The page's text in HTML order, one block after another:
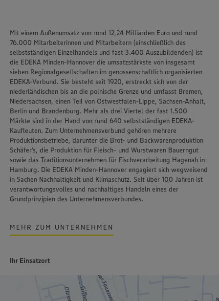
Mit einem Außenumsatz von rund 12,24 Milliarden Euro und rund
76.000 Mitarbeiterinnen und Mitarbeitern (einschließlich des
selbstständigen Einzelhandels und fast 3.400 Auszubildenden) ist
die EDEKA Minden-Hannover die umsatzstärkste von insgesamt
sieben Regionalgesellschaften im genossenschaftlich organisierten
EDEKA-Verbund. Sie besteht seit 1920, erstreckt sich von der
niederländischen bis an die polnische Grenze und umfasst Bremen,
Niedersachsen, einen Teil von Ostwestfalen-Lippe, Sachsen-Anhalt,
Berlin und Brandenburg. Mehr als drei Viertel der fast 1.500
Märkte sind in der Hand von rund 640 selbstständigen EDEKA-
Kaufleuten. Zum Unternehmensverbund gehören mehrere
Produktionsbetriebe, darunter die Brot- und Backwarenproduktion
Schäfer’s, die Produktion für Fleisch- und Wurstwaren Bauerngut
sowie das Traditionsunternehmen für Fischverarbeitung Hagenah in
Hamburg. Die EDEKA Minden-Hannover engagiert sich wegweisend
in Sachen Nachhaltigkeit und Klimaschutz. Seit über 100 Jahren ist
verantwortungsvolles und nachhaltiges Handeln eines der
Grundprinzipien des Unternehmensverbundes.
MEHR ZUM UNTERNEHMEN
Ihr Einsatzort